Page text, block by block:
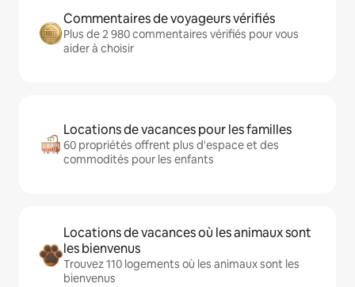
Commentaires de voyageurs vérifiés
Plus de 2 980 commentaires vérifiés pour vous
aider à choisir
Locations de vacances pour les familles
60 propriétés offrent plus d'espace et des
commodités pour les enfants
Locations de vacances où les animaux sont
les bienvenus
Trouvez 110 logements où les animaux sont les
bienvenus